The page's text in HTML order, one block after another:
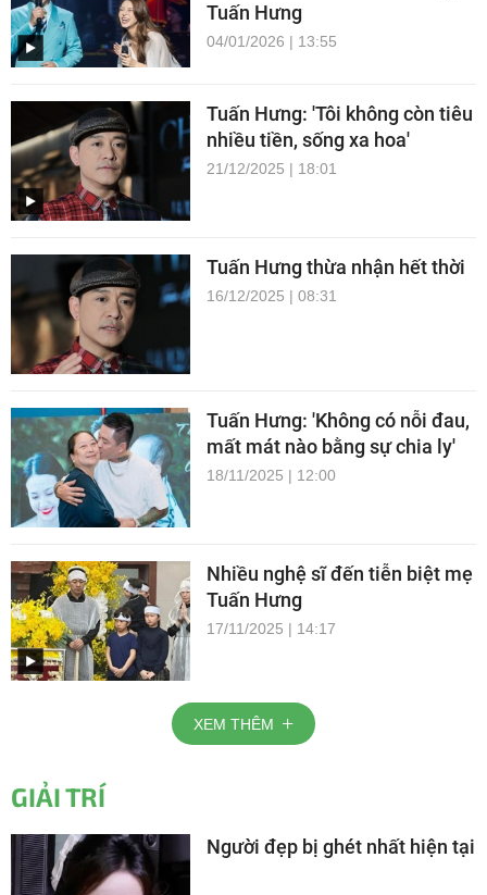
Tuấn Hưng
04/01/2026 | 13:55
Tuấn Hưng: 'Tôi không còn tiêu
nhiều tiền, sống xa hoa'
21/12/2025 | 18:01
Tuấn Hưng thừa nhận hết thời
16/12/2025 | 08:31
Tuấn Hưng: 'Không có nỗi đau,
mất mát nào bằng sự chia ly'
18/11/2025 | 12:00
Nhiều nghệ sĩ đến tiễn biệt mẹ
Tuấn Hưng
17/11/2025 | 14:17
XEM THÊM
GIẢI TRÍ
Người đẹp bị ghét nhất hiện tại